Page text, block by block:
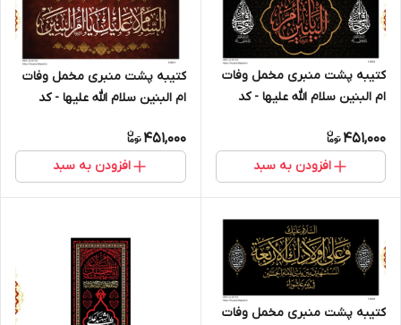
کتیبه پشت منبری مخمل وفات
ام البنین سلام الله علیها - کد
451,000
افزودن به سبد
کتیبه پشت منبری مخمل وفات
ام البنین سلام الله علیها - کد
451,000
افزودن به سبد
کتیبه پشت منبری مخمل وفات